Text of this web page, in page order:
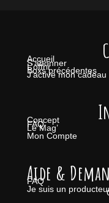
Accueil
S’abonner
L’offrir
Boxs précédentes
J’active mon cadeau
Concept
FAQ
Le Mag’
Mon Compte
Aide &
FAQ
Je suis un